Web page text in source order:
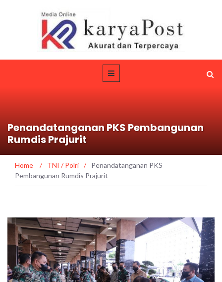
Penandatanganan PKS Pembangunan
Rumdis Prajurit
Home / TNI / Polri /
Penandatanganan PKS
Pembangunan Rumdis Prajurit